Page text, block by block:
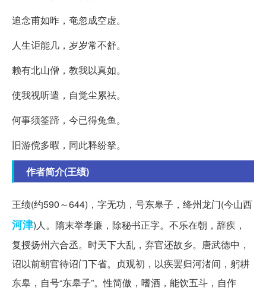
追念甫如昨，奄忽成空虚。
人生讵能几，岁岁常不舒。
赖有北山僧，教我以真如。
使我视听遣，自觉尘累祛。
何事须筌蹄，今已得兔鱼。
旧游傥多暇，同此释纷拏。
作者简介(王绩)
王绩(约590～644)，字无功，号东皋子，绛州龙门(今山西
河津)人。隋末举孝廉，除秘书正字。不乐在朝，辞疾，
复授扬州六合丞。时天下大乱，弃官还故乡。唐武德中，
诏以前朝官待诏门下省。贞观初，以疾罢归河渚间，躬耕
东皋，自号“东皋子”。性简傲，嗜酒，能饮五斗，自作